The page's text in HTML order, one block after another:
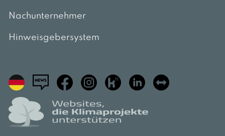
Nachunternehmer
Hinweisgebersystem